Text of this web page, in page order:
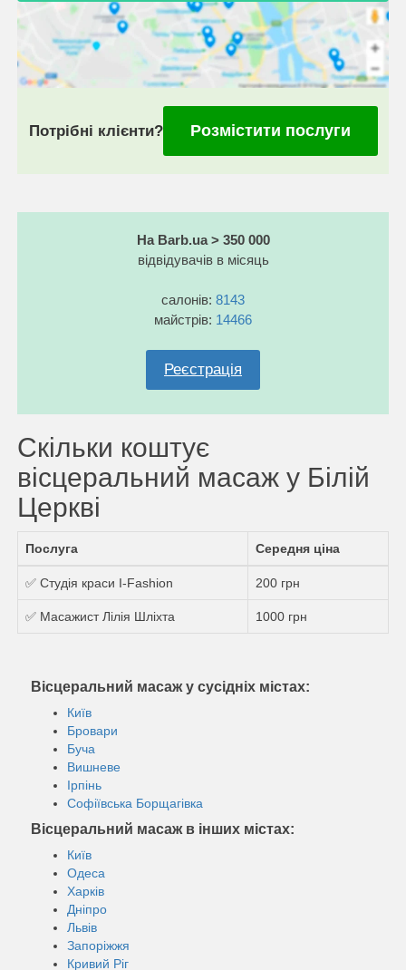
Потрібні клієнти? Розмістити послуги
На Barb.ua > 350 000
відвідувачів в місяць
салонів: 8143
майстрів: 14466
Реєстрація
Скільки коштує
вісцеральний масаж у Білій
Церкві
Послуга Середня ціна
✅ Студія краси I-Fashion 200 грн
✅ Масажист Лілія Шліхта 1000 грн
Вісцеральний масаж у сусідніх містах:
Київ
Бровари
Буча
Вишневе
Ірпінь
Софіївська Борщагівка
Вісцеральний масаж в інших містах:
Київ
Одеса
Харків
Дніпро
Львів
Запоріжжя
Кривий Ріг